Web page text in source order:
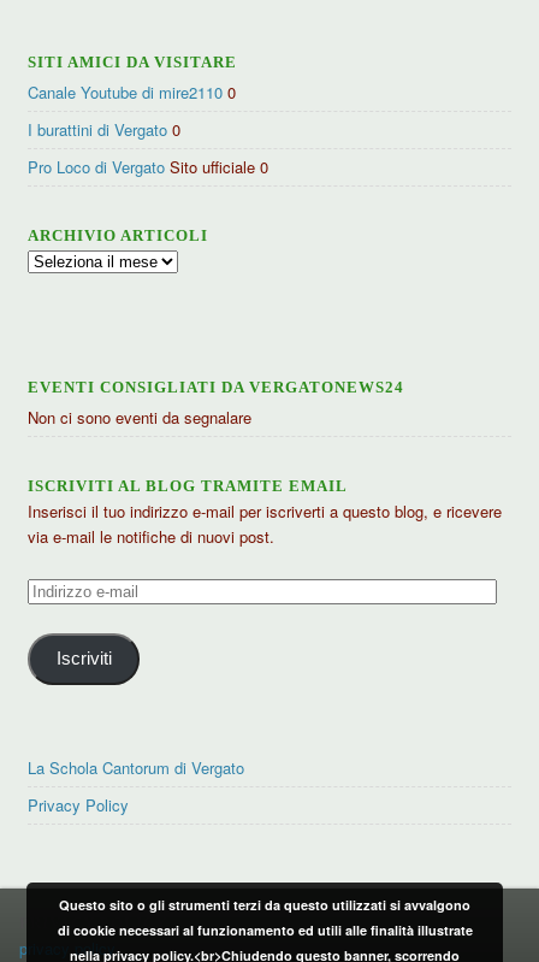
SITI AMICI DA VISITARE
Canale Youtube di mire2110 0
I burattini di Vergato 0
Pro Loco di Vergato Sito ufficiale 0
ARCHIVIO ARTICOLI
Archivio
EVENTI CONSIGLIATI DA VERGATONEWS24
Non ci sono eventi da segnalare
ISCRIVITI AL BLOG TRAMITE EMAIL
Inserisci il tuo indirizzo e-mail per iscriverti a questo blog, e ricevere
via e-mail le notifiche di nuovi post.
Indirizzo
mail
Iscriviti
La Schola Cantorum di Vergato
Privacy Policy
PRIVACY POLICY
privacy policy
Questo sito o gli strumenti terzi da questo utilizzati si avvalgono
di cookie necessari al funzionamento ed utili alle finalità illustrate
nella privacy policy.<br>Chiudendo questo banner, scorrendo